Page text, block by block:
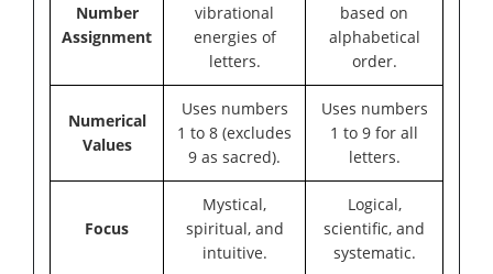
Number
Assignment
vibrational
energies of
letters.
based on
alphabetical
order.
Numerical
Values
Uses numbers
1 to 8 (excludes
9 as sacred).
Uses numbers
1 to 9 for all
letters.
Focus
Mystical,
spiritual, and
intuitive.
Logical,
scientific, and
systematic.